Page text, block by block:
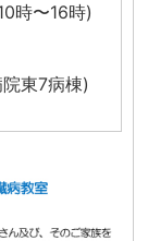
時〜16時)
東7病棟)